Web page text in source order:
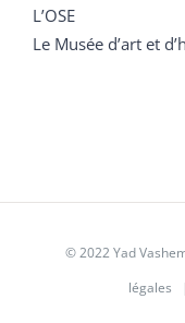
L’OSE
Le Musée d’art et
© 2022 Yad
légales